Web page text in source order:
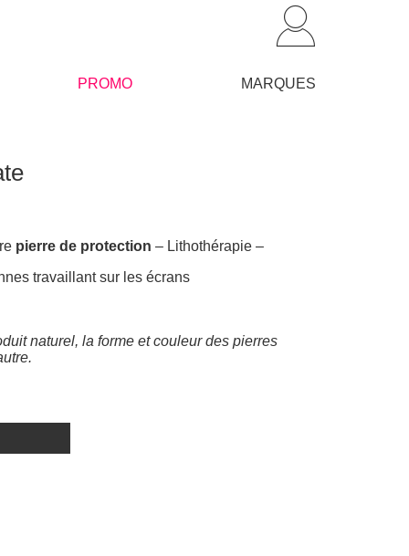
PROMO MARQUES
pierre de protection – Lithothérapie –
travaillant sur les écrans
naturel, la forme et couleur des pierres